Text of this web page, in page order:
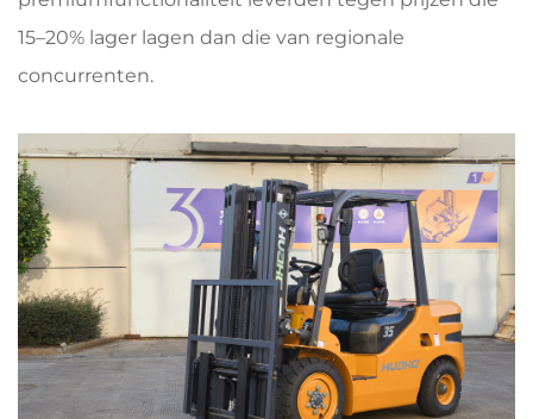
15–20% lager lagen dan die van regionale
concurrenten.